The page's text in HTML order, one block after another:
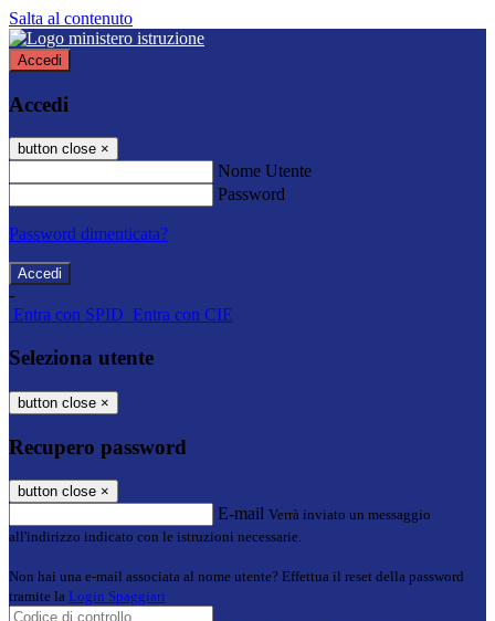
Salta al contenuto
Accedi
Accedi
button close ×
Nome Utente
Password
Password dimenticata?
-
Entra con SPID Entra con CIE
Seleziona utente
button close ×
Recupero password
button close ×
E-mail Verrà inviato un messaggio
all'indirizzo indicato con le istruzioni necessarie.
Non hai una e-mail associata al nome utente? Effettua il reset della password
tramite la Login Spaggiari